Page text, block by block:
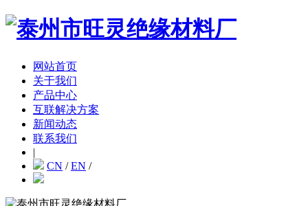
网站首页
关于我们
产品中心
互联解决方案
新闻动态
联系我们
|
CN / EN /